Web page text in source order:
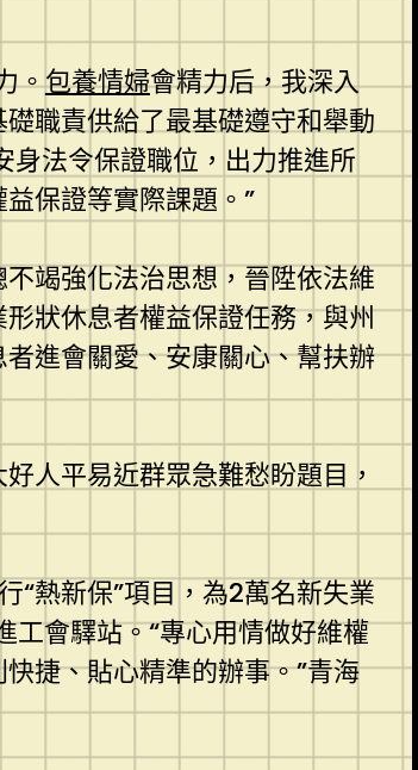
。包養情婦會精力后，我深入
職責供給了最基礎遵守和舉動
身法令保證職位，出力推進所
保證等實際課題。”
竭強化法治思想，晉陞依法維
狀休息者權益保證任務，與州
進會關愛、安康關心、幫扶辦
人平易近群眾急難愁盼題目，
“熱新保”項目，為2萬名新失業
工會驛站。“專心用情做好維權
捷、貼心精準的辦事。”青海